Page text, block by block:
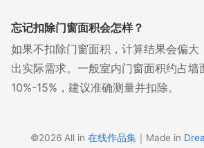
忘记扣除门窗面积会怎样？
如果不扣除门窗面积，计算结果会偏大
出实际需求。一般室内门窗面积约占墙
10%-15%，建议准确测量并扣除。
©2026 All in 在线作品集 ｜Made in